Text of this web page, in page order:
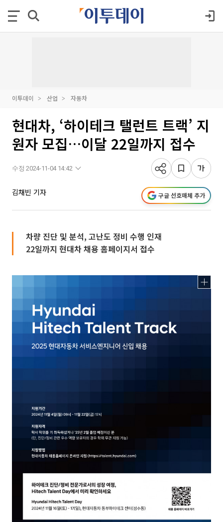
이투데이 산업 자동차
현대차, ‘하이테크 탤런트 트랙’ 지
원자 모집…이달 22일까지 접수
수정 2024-11-04 14:42
김채빈 기자 구글 선호매체 추가
차량 진단 및 분석, 고난도 정비 수행 인재
22일까지 현대차 채용 홈페이지서 접수